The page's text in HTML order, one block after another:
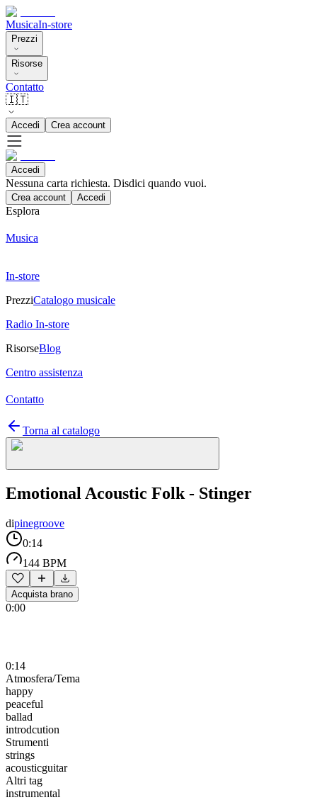
MusicaIn-store
Prezzi
Risorse
Contatto
🇮🇹
Accedi Crea account
Accedi
Nessuna carta richiesta. Disdici quando vuoi.
Crea account Accedi
Esplora
Musica
In-store
PrezziCatalogo musicale
Radio In-store
RisorseBlog
Centro assistenza
Contatto
Torna al catalogo
Emotional Acoustic Folk - Stinger
dipinegroove
0:14
144 BPM
Acquista brano
0:00
0:14
Atmosfera/Tema
happy
peaceful
ballad
introdcution
Strumenti
strings
acousticguitar
Altri tag
instrumental